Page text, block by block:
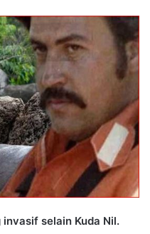
selain Kuda Nil.